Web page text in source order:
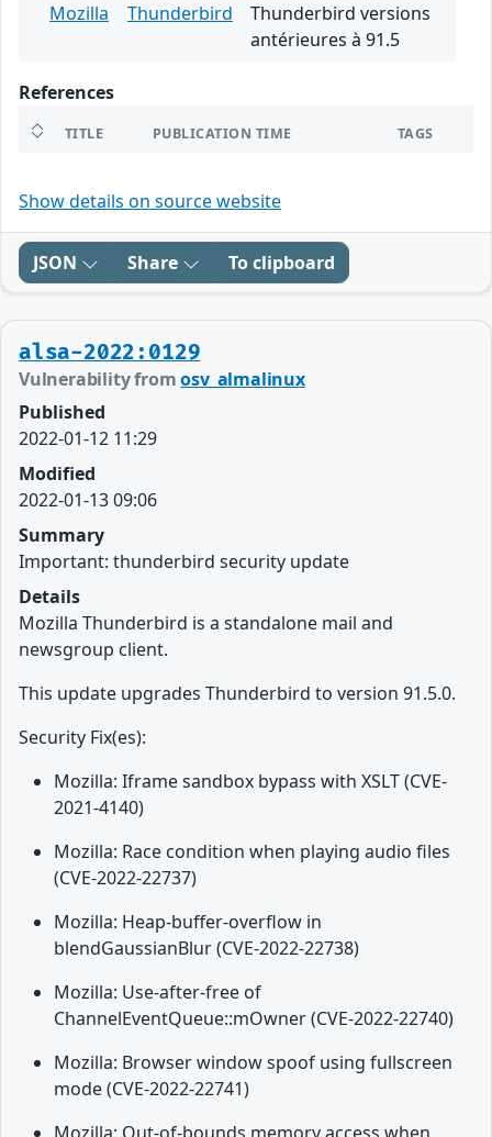
Mozilla Thunderbird
Thunderbird versions
antérieures à 91.5
References
TITLE PUBLICATION TIME TAGS
Show details on source website
JSON Share To clipboard
alsa-2022:0129
Vulnerability fromosv_almalinux
Published
2022-01-12 11:29
Modified
2022-01-13 09:06
Summary
Important: thunderbird security update
Details
Mozilla Thunderbird is a standalone mail and
newsgroup client.
This update upgrades Thunderbird to version 91.5.0.
Security Fix(es):
Mozilla: Iframe sandbox bypass with XSLT (CVE-
2021-4140)
Mozilla: Race condition when playing audio files
(CVE-2022-22737)
Mozilla: Heap-buffer-overflow in
blendGaussianBlur (CVE-2022-22738)
Mozilla: Use-after-free of
ChannelEventQueue::mOwner (CVE-2022-22740)
Mozilla: Browser window spoof using fullscreen
mode (CVE-2022-22741)